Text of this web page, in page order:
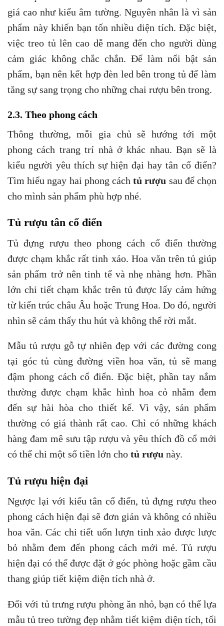
giá cao như kiểu âm tường. Nguyên nhân là vì sản
phẩm này khiến bạn tốn nhiều diện tích. Đặc biệt,
việc treo tủ lên cao dễ mang đến cho người dùng
cảm giác không chắc chắn. Để làm nổi bật sản
phẩm, bạn nên kết hợp đèn led bên trong tủ để làm
tăng sự sang trọng cho những chai rượu bên trong.
2.3. Theo phong cách
Thông thường, mỗi gia chủ sẽ hướng tới một
phong cách trang trí nhà ở khác nhau. Bạn sẽ là
kiểu người yêu thích sự hiện đại hay tân cổ điển?
Tìm hiểu ngay hai phong cáchtủ rượu sau để chọn
cho mình sản phẩm phù hợp nhé.
Tủ rượu tân cổ điển
Tủ đựng rượu theo phong cách cổ điển thường
được chạm khắc rất tinh xảo. Hoa văn trên tủ giúp
sản phẩm trở nên tinh tế và nhẹ nhàng hơn. Phần
lớn chi tiết chạm khắc trên tủ được lấy cảm hứng
từ kiến trúc châu Âu hoặc Trung Hoa. Do đó, người
nhìn sẽ cảm thấy thu hút và không thể rời mắt.
Mẫu tủ rượu gỗ tự nhiên đẹp với các đường cong
tại góc tủ cùng đường viền hoa văn, tủ sẽ mang
đậm phong cách cổ điển. Đặc biệt, phần tay nắm
thường được chạm khắc hình hoa cỏ nhằm đem
đến sự hài hòa cho thiết kế. Vì vậy, sản phẩm
thường có giá thành rất cao. Chỉ có những khách
hàng đam mê sưu tập rượu và yêu thích đồ cổ mới
có thể chi một số tiền lớn cho tủ rượu này.
Tủ rượu hiện đại
Ngược lại với kiểu tân cổ điển, tủ đựng rượu theo
phong cách hiện đại sẽ đơn giản và không có nhiều
hoa văn. Các chi tiết uốn lượn tinh xảo được lược
bỏ nhằm đem đến phong cách mới mẻ. Tủ rượu
hiện đại có thể được đặt ở góc phòng hoặc gầm cầu
thang giúp tiết kiệm diện tích nhà ở.
Đối với tủ trưng rượu phòng ăn nhỏ, bạn có thể lựa
mẫu tủ treo tường đẹp nhằm tiết kiệm diện tích, tối